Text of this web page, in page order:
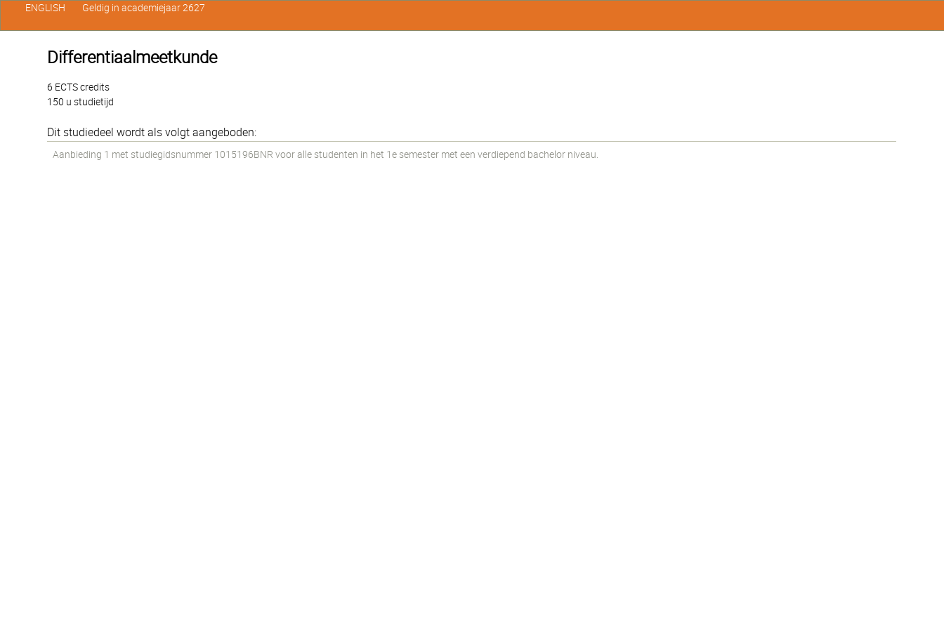
Differentiaalmeetkunde
6 ECTS credits
150 u studietijd
Dit studiedeel wordt als volgt aangeboden:
Aanbieding 1 met studiegidsnummer 1015196BNR voor alle studenten in het 1e semester met een verdiepend bachelor niveau.
ENGLISH Geldig in academiejaar 2627